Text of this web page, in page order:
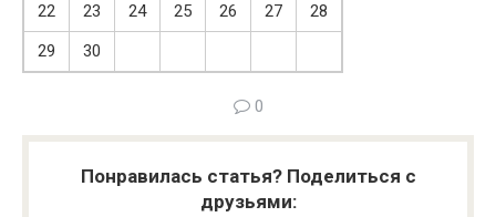
22
23 24 25 26 27
28
29
30
0
Понравилась статья? Поделиться с
друзьями: